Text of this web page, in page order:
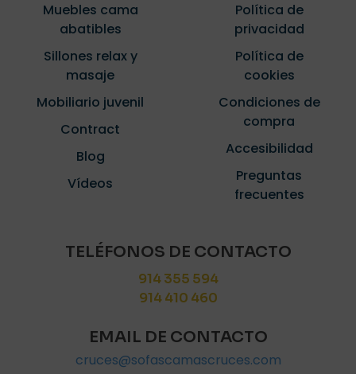
Muebles cama
abatibles
Sillones relax y
masaje
Mobiliario juvenil
Contract
Blog
Vídeos
Política de
privacidad
Política de
cookies
Condiciones de
compra
Accesibilidad
Preguntas
frecuentes
TELÉFONOS DE CONTACTO
914 355 594
914 410 460
EMAIL DE CONTACTO
cruces@sofascamascruces.com